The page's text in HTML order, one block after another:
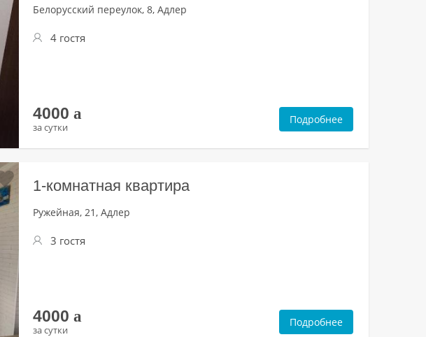
Белорусский переулок, 8, Адлер
4 гостя
4000 a
за сутки
Подробнее
1-комнатная квартира
Ружейная, 21, Адлер
3 гостя
4000 a
за сутки
Подробнее